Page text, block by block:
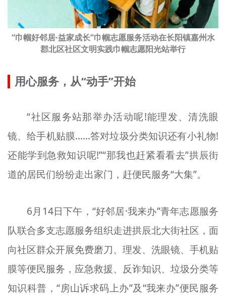
“巾帼好邻居·益家成长”巾帼志愿服务活动在长阳镇嘉州水
郡北区社区文明实践巾帼志愿阳光站举行
用心服务，从“动手”开始
“社区服务站那举办活动呢!能理发、清洗眼
镜、给手机贴膜……答对垃圾分类知识还有小礼物!
还能学到急救知识呢!”“那我也赶紧看看去”拱辰街
道的居民们纷纷走出家门， 赶便民服务“大集”。
6月14日下午，“好邻居·我来办”青年志愿服务
队联合多支志愿服务组织走进拱辰北大街社区，面
向社区群众开展免费磨刀、理发、洗眼镜、手机贴
膜等便民服务，应急救援、反诈知识、垃圾分类等
知识科普，“房山诉求码上办”及“我来办”便民服务